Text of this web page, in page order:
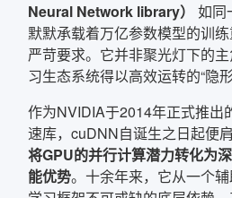
Neural Network library）
如同
默默承载着万亿参数模型的训
严苛要求。它并非聚光灯下的
习生态系统得以高效运转的“隐形
作为NVIDIA于2014年正式推出
速库，cuDNN自诞生之日起便
将GPU的并行计算潜力转化为
能优势。十余年来，它从一个